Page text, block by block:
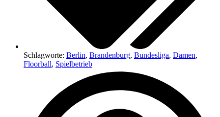
Schlagworte: Berlin, Brandenburg, Bundesliga, Damen,
Floorball, Spielbetrieb